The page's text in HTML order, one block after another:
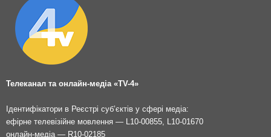
Телеканал та онлайн-медіа «TV-4»
Ідентифікатори в Реєстрі суб’єктів у сфері медіа:
ефірне телевізійне мовлення — L10-00855, L10-01670
онлайн-медіа — R10-02185